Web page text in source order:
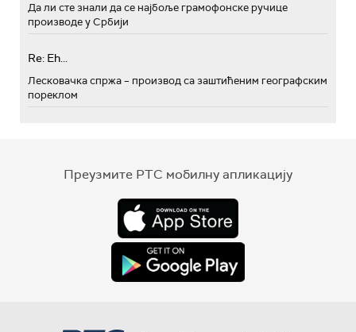
Да ли сте знали да се најбоље грамофонске ручице
производе у Србији
Re: Eh...
Лесковачка спржа – производ са заштићеним географским
пореклом
Преузмите РТС мобилну апликацију